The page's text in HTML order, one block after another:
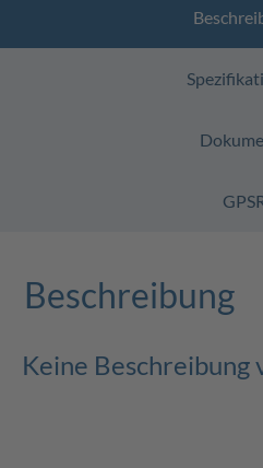
Beschreibung
Keine Beschreibung